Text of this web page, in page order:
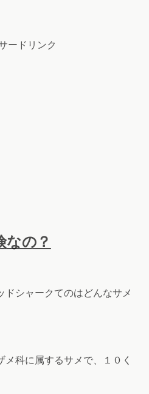
ードリンク
なの？
ドシャークてのはどんなサメ
メ科に属するサメで、１０く